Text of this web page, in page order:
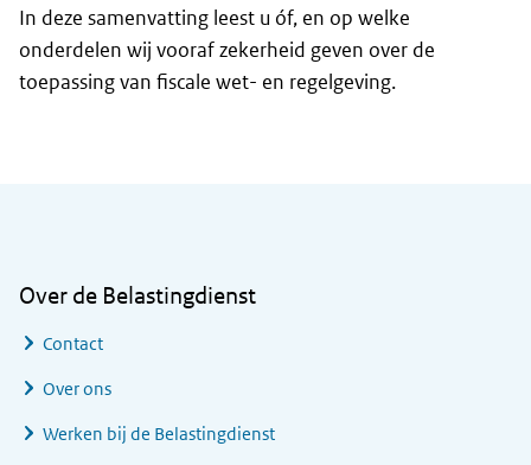
In deze samenvatting leest u óf, en op welke
onderdelen wij vooraf zekerheid geven over de
toepassing van fiscale wet- en regelgeving.
Over de Belastingdienst
Contact
Over ons
Werken bij de Belastingdienst